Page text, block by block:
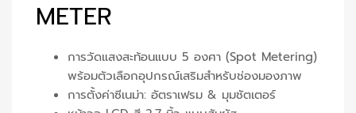
METER
การวัดแสงสะท้อนแบบ 5 องศา (Spot Metering)
พร้อมตัวเลือกอุปกรณ์เสริมสำหรับช่องมองภาพ
การตั้งค่าซีเนม่า: อัตราเฟรม & มุมชัตเตอร์